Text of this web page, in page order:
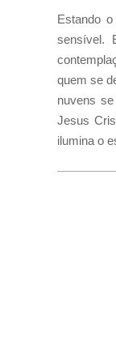
Estando
sensível.
quem se
nuvens
Jesus
ilumina o